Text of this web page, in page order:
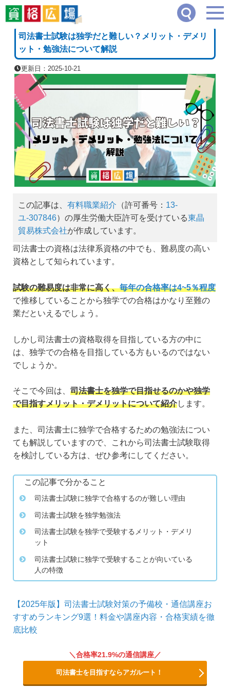
資格広場≫ 司法・法律系≫ 司法書士試験は独学だと難しい？メリット・デメリット
[PR]
司法書士試験は独学だと難しい？メリット・デメリ
ット・勉強法について解説
更新日：2025-10-21
この記事は、 有料職業紹介 （許可番号： 13-
ユ-307846）の厚生労働大臣許可を受けている東晶
貿易株式会社が作成しています。
司法書士の資格は法律系資格の中でも、難易度の高い
資格として知られています。
試験の難易度は非常に高く、毎年の合格率は4~5％程度
で推移していることから独学での合格はかなり至難の
業だといえるでしょう。
しかし司法書士の資格取得を目指している方の中に
は、独学での合格を目指している方もいるのではない
でしょうか。
そこで今回は、 司法書士を独学で目指せるのかや独学
で目指すメリット・デメリットについて紹介します。
また、司法書士に独学で合格するための勉強法につい
ても解説していますので、これから司法書士試験取得
を検討している方は、ぜひ参考にしてください。
この記事で分かること
司法書士試験に独学で合格するのが難しい理由
司法書士試験を独学勉強法
司法書士試験を独学で受験するメリット・デメリ
ット
司法書士試験に独学で受験することが向いている
人の特徴
【2025年版】司法書士試験対策の予備校・通信講座お
すすめランキング9選！料金や講座内容・合格実績を徹
底比較
合格率21.9%の通信講座
司法書士を目指すならアガルート！